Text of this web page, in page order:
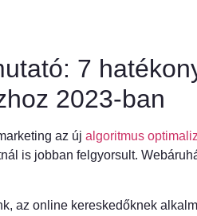
7
2023-ban
az új algoritmus
is jobban felgyorsult.
az online kereskedőknek